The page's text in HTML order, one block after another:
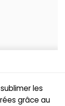
les
grâce au